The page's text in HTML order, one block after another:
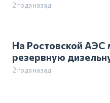
2 года назад
На Ростовской АЭС
резервную
2 года назад